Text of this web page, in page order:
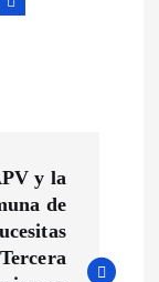
y la
de
Tercera